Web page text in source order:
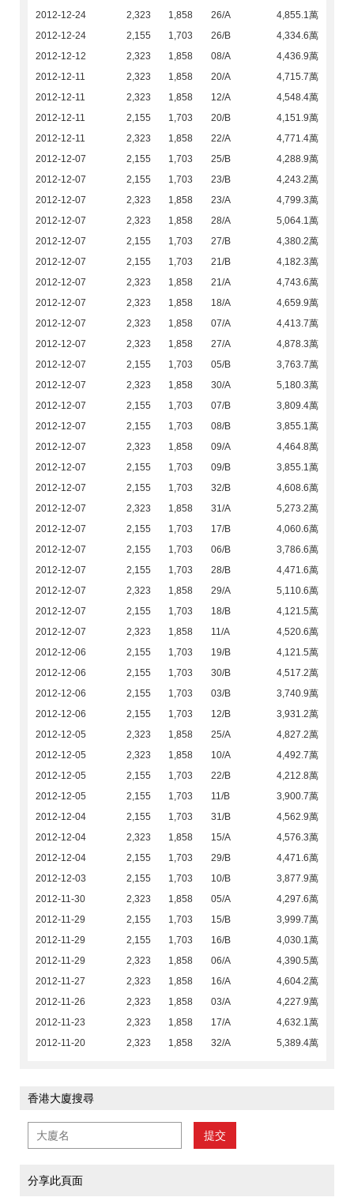
2012-12-24
2,323 1,858 26/A
4,855.1萬
2012-12-24
2,155 1,703 26/B
4,334.6萬
2012-12-12
2,323 1,858 08/A
4,436.9萬
2012-12-11
2,323 1,858 20/A
4,715.7萬
2012-12-11
2,323 1,858 12/A
4,548.4萬
2012-12-11
2,155 1,703 20/B
4,151.9萬
2012-12-11
2,323 1,858 22/A
4,771.4萬
2012-12-07
2,155 1,703 25/B
4,288.9萬
2012-12-07
2,155 1,703 23/B
4,243.2萬
2012-12-07
2,323 1,858 23/A
4,799.3萬
2012-12-07
2,323 1,858 28/A
5,064.1萬
2012-12-07
2,155 1,703 27/B
4,380.2萬
2012-12-07
2,155 1,703 21/B
4,182.3萬
2012-12-07
2,323 1,858 21/A
4,743.6萬
2012-12-07
2,323 1,858 18/A
4,659.9萬
2012-12-07
2,323 1,858 07/A
4,413.7萬
2012-12-07
2,323 1,858 27/A
4,878.3萬
2012-12-07
2,155 1,703 05/B
3,763.7萬
2012-12-07
2,323 1,858 30/A
5,180.3萬
2012-12-07
2,155 1,703 07/B
3,809.4萬
2012-12-07
2,155 1,703 08/B
3,855.1萬
2012-12-07
2,323 1,858 09/A
4,464.8萬
2012-12-07
2,155 1,703 09/B
3,855.1萬
2012-12-07
2,155 1,703 32/B
4,608.6萬
2012-12-07
2,323 1,858 31/A
5,273.2萬
2012-12-07
2,155 1,703 17/B
4,060.6萬
2012-12-07
2,155 1,703 06/B
3,786.6萬
2012-12-07
2,155 1,703 28/B
4,471.6萬
2012-12-07
2,323 1,858 29/A
5,110.6萬
2012-12-07
2,155 1,703 18/B
4,121.5萬
2012-12-07
2,323 1,858 11/A
4,520.6萬
2012-12-06
2,155 1,703 19/B
4,121.5萬
2012-12-06
2,155 1,703 30/B
4,517.2萬
2012-12-06
2,155 1,703 03/B
3,740.9萬
2012-12-06
2,155 1,703 12/B
3,931.2萬
2012-12-05
2,323 1,858 25/A
4,827.2萬
2012-12-05
2,323 1,858 10/A
4,492.7萬
2012-12-05
2,155 1,703 22/B
4,212.8萬
2012-12-05
2,155 1,703 11/B
3,900.7萬
2012-12-04
2,155 1,703 31/B
4,562.9萬
2012-12-04
2,323 1,858 15/A
4,576.3萬
2012-12-04
2,155 1,703 29/B
4,471.6萬
2012-12-03
2,155 1,703 10/B
3,877.9萬
2012-11-30
2,323 1,858 05/A
4,297.6萬
2012-11-29
2,155 1,703 15/B
3,999.7萬
2012-11-29
2,155 1,703 16/B
4,030.1萬
2012-11-29
2,323 1,858 06/A
4,390.5萬
2012-11-27
2,323 1,858 16/A
4,604.2萬
2012-11-26
2,323 1,858 03/A
4,227.9萬
2012-11-23
2,323 1,858 17/A
4,632.1萬
2012-11-20
2,323 1,858 32/A 5,389.4萬
香港大廈搜尋
提交
分享此頁面